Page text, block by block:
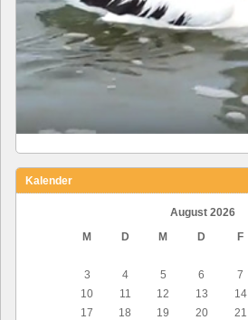
Kalender
August 2026
M
D M D F
3
4 5 6 7
10
11 12 13 14
17
18 19 20 21